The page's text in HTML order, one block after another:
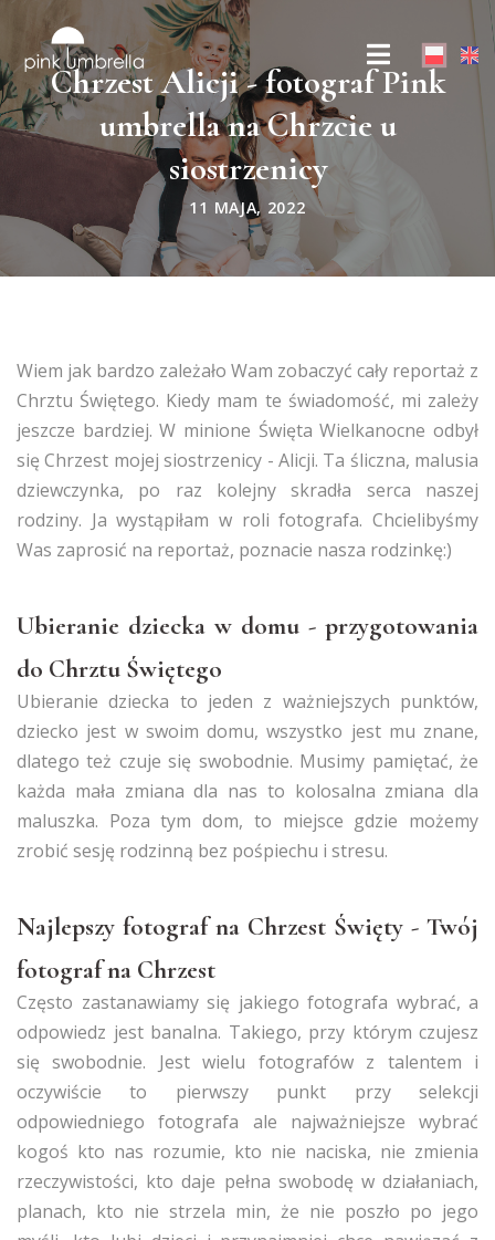
Chrzest Alicji - fotograf Pink
umbrella na Chrzcie u
siostrzenicy
11 MAJA, 2022
Wiem jak bardzo zależało Wam zobaczyć cały reportaż z
Chrztu Świętego. Kiedy mam te świadomość, mi zależy
jeszcze bardziej. W minione Święta Wielkanocne odbył
się Chrzest mojej siostrzenicy - Alicji. Ta śliczna, malusia
dziewczynka, po raz kolejny skradła serca naszej
rodziny. Ja wystąpiłam w roli fotografa. Chcielibyśmy
Was zaprosić na reportaż, poznacie nasza rodzinkę:)
Ubieranie dziecka w domu - przygotowania
do Chrztu Świętego
Ubieranie dziecka to jeden z ważniejszych punktów,
dziecko jest w swoim domu, wszystko jest mu znane,
dlatego też czuje się swobodnie. Musimy pamiętać, że
każda mała zmiana dla nas to kolosalna zmiana dla
maluszka. Poza tym dom, to miejsce gdzie możemy
zrobić sesję rodzinną bez pośpiechu i stresu.
Najlepszy fotograf na Chrzest Święty - Twój
fotograf na Chrzest
Często zastanawiamy się jakiego fotografa wybrać, a
odpowiedz jest banalna. Takiego, przy którym czujesz
się swobodnie. Jest wielu fotografów z talentem i
oczywiście to pierwszy punkt przy selekcji
odpowiedniego fotografa ale najważniejsze wybrać
kogoś kto nas rozumie, kto nie naciska, nie zmienia
rzeczywistości, kto daje pełna swobodę w działaniach,
planach, kto nie strzela min, że nie poszło po jego